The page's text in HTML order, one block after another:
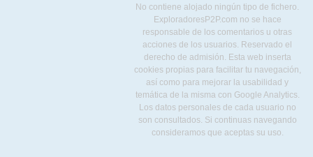
No contiene alojado ningún tipo de fichero.
ExploradoresP2P.com no se hace
responsable de los comentarios u otras
acciones de los usuarios. Reservado el
derecho de admisión. Esta web inserta
cookies propias para facilitar tu navegación,
así como para mejorar la usabilidad y
temática de la misma con Google Analytics.
Los datos personales de cada usuario no
son consultados. Si continuas navegando
consideramos que aceptas su uso.